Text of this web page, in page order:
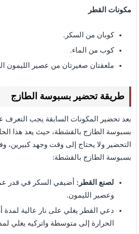
مكونات القطر
كوبان من السكر.
كوب من الماء.
ملعقتان صغيرتان من عصير الليمون
طريقة تحضير بسبوسة الطازج
بعد تحضير المكونات السابقة يجب التعرف
بسبوسة الطازج بالقشطة، حيث يعد هذا
التحضير ولا يحتاج إلى وقت وجهد كبيرين،
بسبوسة الطازج بالقشطة:
لصنع القطر: أضيفي السكر في قدر
وعصير الليمون.
دعي القطر يغلي على نار عالية لمدة
الحرارة إلى متوسطة واتركيه يغلي لمدة 5 دقائق